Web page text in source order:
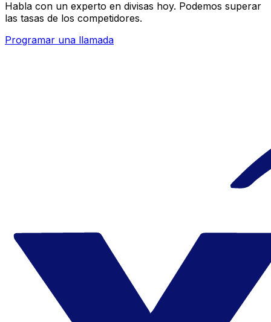
Habla con un experto en divisas hoy. Podemos superar
las tasas de los competidores.
Programar una llamada